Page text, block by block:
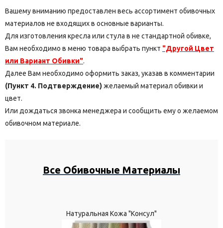
Вашему вниманию предоставлен весь ассортимент обивочных
материалов не входящих в основные варианты.
Для изготовления кресла или стула в не стандартной обивке,
Вам необходимо в меню товара выбрать пункт "Другой Цвет
или Вариант Обивки".
Далее Вам необходимо оформить заказ, указав в комментарии
(Пункт 4. Подтверждение) желаемый материал обивки и
цвет.
Или дождаться звонка менеджера и сообщить ему о желаемом
обивочном материале.
Все Обивочные Материалы
Натуральная Кожа "Консул"